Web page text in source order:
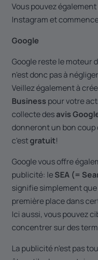
Vous pouvez
Instagram et
Google
Google reste le moteur
n'est donc pas à
Veillez également à
Business pour votre
collecte desavis
donneront un bon coup
c'estgratuit!
Google vous offre
publicité: leSEA (=
signifie simplement
première place dans
Ici aussi, vous pouvez
concentrer sur des
La publicité n'est pas